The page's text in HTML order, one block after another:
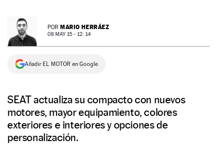
MOTORTV
PREMIOS
SERVICIOS
NEWSLETTER
SÍGUENOS
POR MARIO HERRÁEZ
08 MAY 15 - 12: 14
Añadir EL MOTOR en Google
SEAT actualiza su compacto con nuevos
motores, mayor equipamiento, colores
exteriores e interiores y opciones de
personalización.